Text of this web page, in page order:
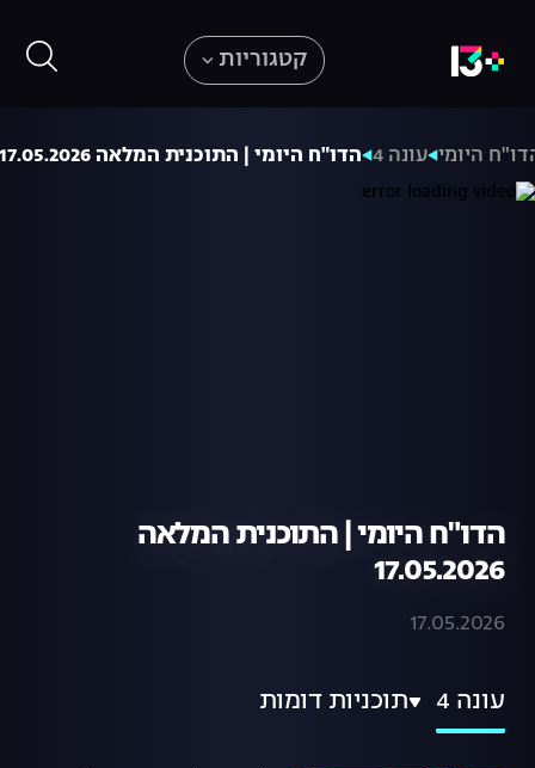
קטגוריות
היומי עונה 4 הדו"ח היומי | התוכנית המלאה 17.05.2026
הדו"ח היומי | התוכנית המלאה
17.05.2026
17.05.2026
עונה 4 תוכניות דומות